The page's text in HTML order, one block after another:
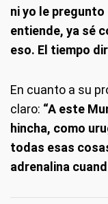
ni yo le
entiende, ya sé
eso. El tiempo
En cuanto a su
claro: “A este
hincha, como
todas esas
adrenalina